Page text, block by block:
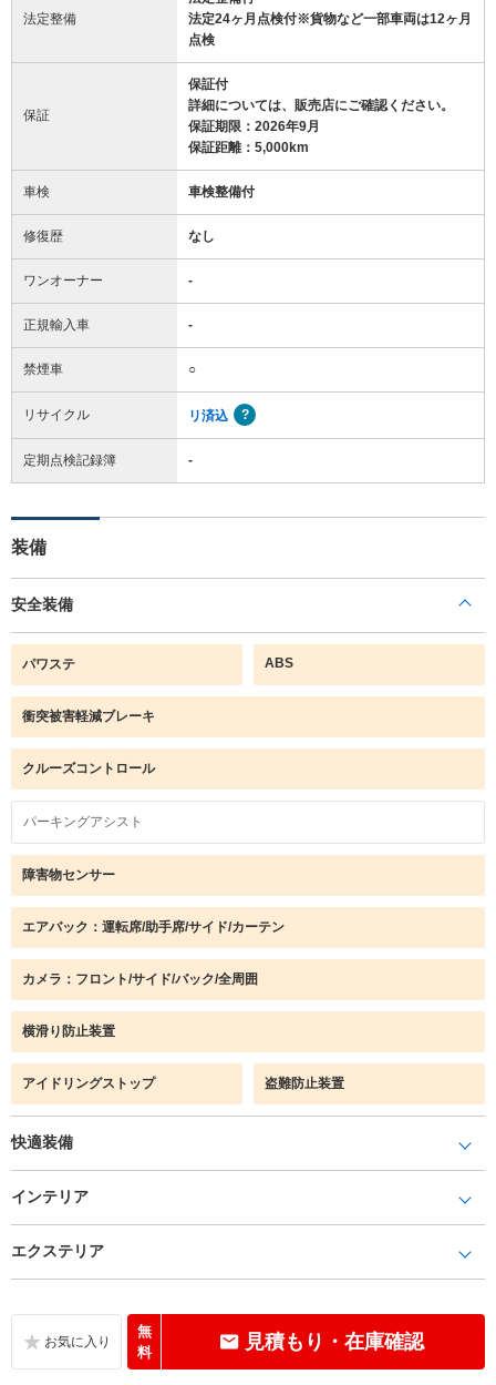
法定整備
法定24ヶ月点検付※貨物など一部車両は12ヶ月
点検
保証
保証付
詳細については、販売店にご確認ください。
保証期限：2026年9月
保証距離：5,000km
車検 車検整備付
修復歴 なし
ワンオーナー -
正規輸入車 -
禁煙車 ○
リサイクル リ済込
定期点検記録簿 -
装備
安全装備
パワステ ABS
衝突被害軽減ブレーキ
クルーズコントロール
パーキングアシスト
障害物センサー
エアバック：運転席/助手席/サイド/カーテン
カメラ：フロント/サイド/バック/全周囲
横滑り防止装置
アイドリングストップ 盗難防止装置
快適装備
インテリア
エクステリア
無
料
見積もり・在庫確認